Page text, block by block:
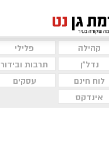
קהילה פלילי
נדל"ן תרבות ובידור
לוח חינם עסקים
אינדקס